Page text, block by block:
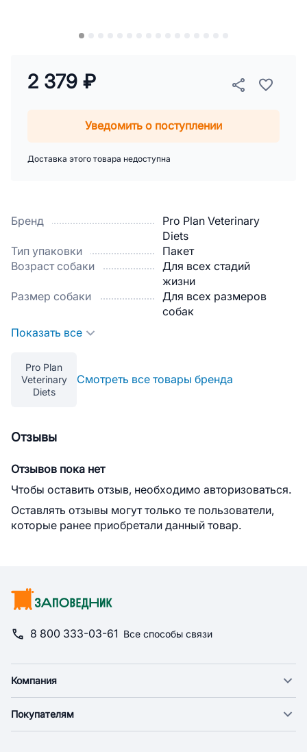
Бренд
Pro Plan Veterinary
Diets
Тип упаковки
Пакет
Возраст собаки
Для всех стадий
жизни
Размер собаки
Для всех размеров
собак
Показать все
Pro Plan
Veterinary
Diets
Смотреть все товары бренда
2 379 ₽
Уведомить о поступлении
Доставка этого товара недоступна
Отзывы
Отзывов пока нет
Чтобы оставить отзыв, необходимо авторизоваться.
Оставлять отзывы могут только те пользователи,
которые ранее приобретали данный товар.
8 800 333-03-61 Все способы связи
Компания
Новости
Покупателям